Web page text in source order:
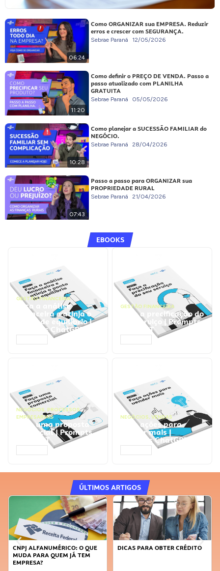
06:24
Como ORGANIZAR sua EMPRESA. Reduzir
erros e crescer com SEGURANÇA.
Sebrae Paraná 12/05/2026
11:20
Como definir o PREÇO DE VENDA. Passo a
passo atualizado com PLANILHA
GRATUITA
Sebrae Paraná 05/05/2026
10:28
Como planejar a SUCESSÃO FAMILIAR do
NEGÓCIO.
Sebrae Paraná 28/04/2026
07:43
Passo a passo para ORGANIZAR sua
PROPRIEDADE RURAL
Sebrae Paraná 21/04/2026
EBOOKS
GESTÃO FINANCEIRA
Faça a análise
financeira e atinja o
ponto de equilíbrio |
Prompts ChatGPT
GESTÃO FINANCEIRA
Faça a precificação do
seu serviço | Prompts
ChatGPT
NEGÓCIOS, PROCESSOS
EMPRESARIAIS
Faça uma proposta
comercial | Prompts
ChatGPT
NEGÓCIOS, VENDAS
Faça ações para
vender mais |
Prompts ChatGPT
ÚLTIMOS ARTIGOS
CNPJ ALFANUMÉRICO: O QUE
MUDA PARA QUEM JÁ TEM
EMPRESA?
DICAS PARA OBTER CRÉDITO